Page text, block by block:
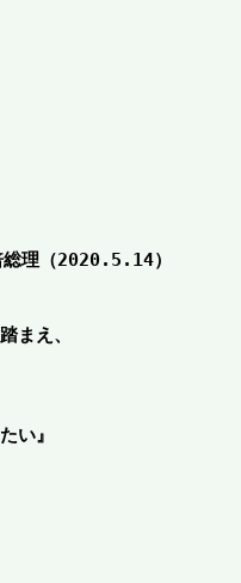
総理（2020.5.14）
まえ、
い』